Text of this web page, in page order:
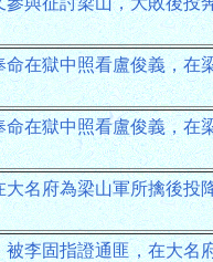
命在獄中照看盧俊義，在
命在獄中照看盧俊義，在
大名府為梁山軍所擒後投
被李固指證通匪，在大名